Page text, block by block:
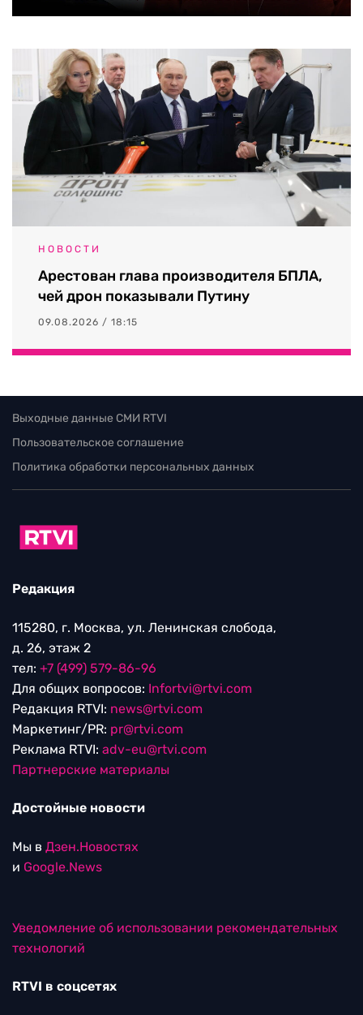
НОВОСТИ
Арестован глава производителя БПЛА,
чей дрон показывали Путину
09.08.2026 / 18:15
Выходные данные СМИ RTVI
Пользовательское соглашение
Политика обработки персональных данных
Редакция
115280, г. Москва, ул. Ленинская слобода,
д. 26, этаж 2
тел: +7 (499) 579-86-96
Для общих вопросов: Infortvi@rtvi.com
Редакция RTVI: news@rtvi.com
Маркетинг/PR: pr@rtvi.com
Реклама RTVI: adv-eu@rtvi.com
Партнерские материалы
Достойные новости
Мы в Дзен.Новостях
и Google.News
Уведомление об использовании рекомендательных
технологий
RTVI в соцсетях